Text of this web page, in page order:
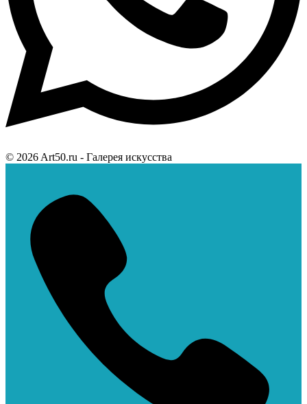
© 2026 Art50.ru - Галерея искусства